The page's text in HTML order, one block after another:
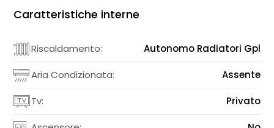
Caratteristiche interne
Riscaldamento: Autonomo Radiatori Gpl
Aria Condizionata: Assente
Tv: Privato